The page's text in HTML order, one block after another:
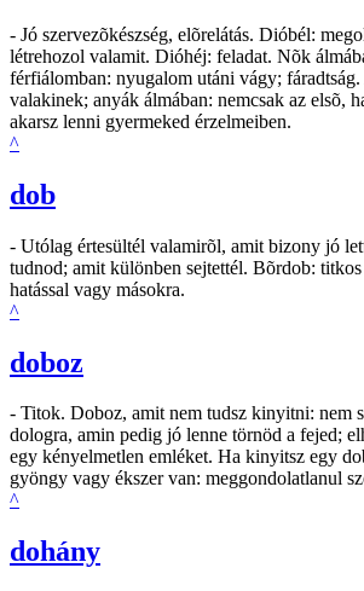
- Jó szervezõkészség, elõrelátás. Dióbél:
létrehozol valamit. Dióhéj: feladat. Nõk
férfiálomban: nyugalom utáni vágy;
valakinek; anyák álmában: nemcsak az elsõ,
akarsz lenni gyermeked érzelmeiben.
^
dob
- Utólag értesültél valamirõl, amit bizony jó
tudnod; amit különben sejtettél. Bõrdob:
hatással vagy másokra.
^
doboz
- Titok. Doboz, amit nem tudsz kinyitni: nem
dologra, amin pedig jó lenne törnöd a fejed;
egy kényelmetlen emléket. Ha kinyitsz egy
gyöngy vagy ékszer van: meggondolatlanul
^
dohány